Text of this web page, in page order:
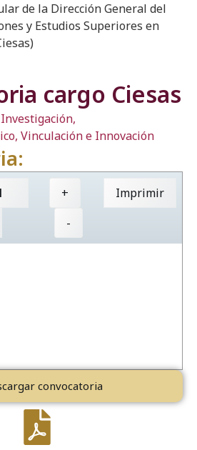
de la Dirección General del
y Estudios Superiores en
cargo Ciesas
,
Vinculación e Innovación
+
-
Imprimir
convocatoria